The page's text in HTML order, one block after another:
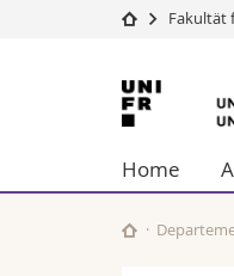
Studium
Fakultät
Home